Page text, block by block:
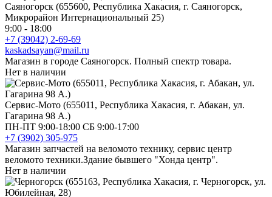
Саяногорск (655600, Республика Хакасия, г. Саяногорск,
Микрорайон Интернациональный 25)
9:00 - 18:00
+7 (39042) 2-69-69
kaskadsayan@mail.ru
Магазин в городе Саяногорск. Полный спектр товара.
Нет в наличии
Сервис-Мото (655011, Республика Хакасия, г. Абакан, ул.
Гагарина 98 А.)
ПН-ПТ 9:00-18:00 СБ 9:00-17:00
+7 (3902) 305-975
Магазин запчастей на веломото технику, сервис центр
веломото техники.Здание бывшего "Хонда центр".
Нет в наличии